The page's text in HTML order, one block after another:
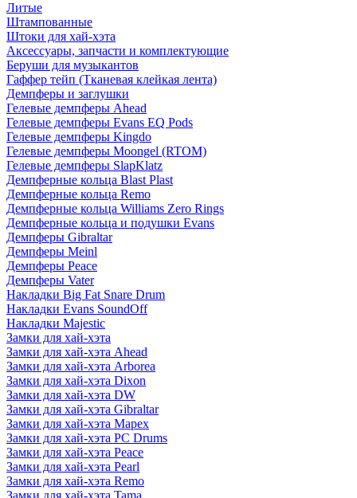
Литые
Штампованные
Штоки для хай-хэта
Аксессуары, запчасти и комплектующие
Беруши для музыкантов
Гаффер тейп (Тканевая клейкая лента)
Демпферы и заглушки
Гелевые демпферы Ahead
Гелевые демпферы Evans EQ Pods
Гелевые демпферы Kingdo
Гелевые демпферы Moongel (RTOM)
Гелевые демпферы SlapKlatz
Демпферные кольца Blast Plast
Демпферные кольца Remo
Демпферные кольца Williams Zero Rings
Демпферные кольца и подушки Evans
Демпферы Gibraltar
Демпферы Meinl
Демпферы Peace
Демпферы Vater
Накладки Big Fat Snare Drum
Накладки Evans SoundOff
Накладки Majestic
Замки для хай-хэта
Замки для хай-хэта Ahead
Замки для хай-хэта Arborea
Замки для хай-хэта Dixon
Замки для хай-хэта DW
Замки для хай-хэта Gibraltar
Замки для хай-хэта Mapex
Замки для хай-хэта PC Drums
Замки для хай-хэта Peace
Замки для хай-хэта Pearl
Замки для хай-хэта Remo
Замки для хай-хэта Tama